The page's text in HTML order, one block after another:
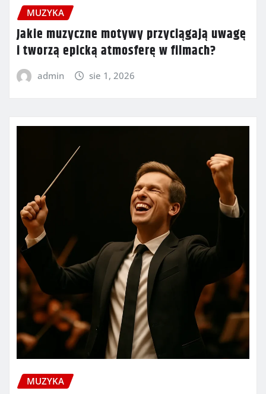
MUZYKA
Jakie muzyczne motywy przyciągają uwagę
i tworzą epicką atmosferę w filmach?
admin sie 1, 2026
MUZYKA